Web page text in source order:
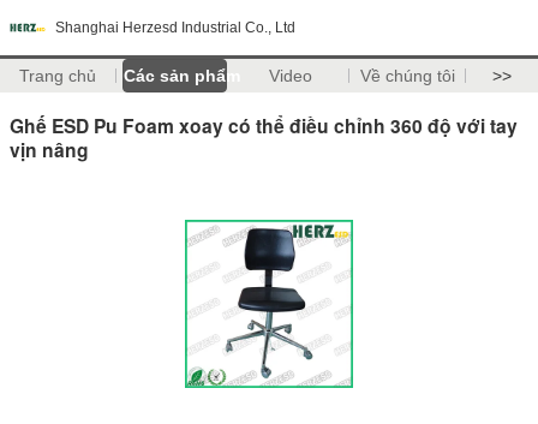
Shanghai Herzesd Industrial Co., Ltd
Trang chủ Các sản phẩm Video Về chúng tôi >>
Ghế ESD Pu Foam xoay có thể điều chỉnh 360 độ với tay
vịn nâng